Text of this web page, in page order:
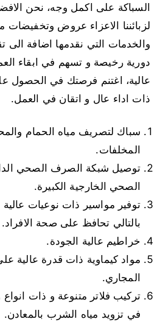
السباكة على اكمل وجه، نحن
لزبائننا الاعزاء عروض
والخدمات التي نقدمها اضافة
دورية رخيصة و تسهم في ابقاء
عالية، اغتنم فرصتك في
ذات اداء عال و اتقان في العمل.
سباك لتصريف مياه الحمام
المخلفات.
توصيل شبكة الصرف الصحي
الصحي الخارجية الكبيرة.
توفير مواسير ذات نوعيات عالية
بالتالي تحافظ على صحة الافراد.
خراطيم عالية الجودة.
مواد كيماوية ذات قدرة عالية
المجاري.
تركيب فلاتر متنوعة و ذات
في تزويد مياه الشرب بالمعادن.